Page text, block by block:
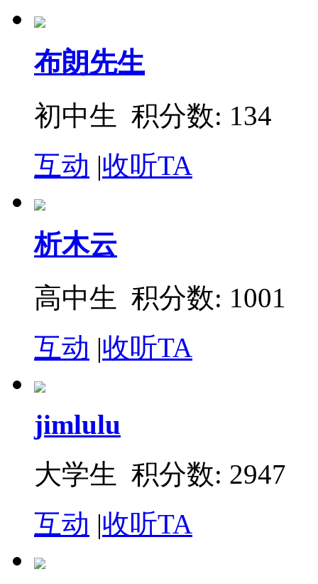
布朗先生
初中生 积分数: 134
互动 |收听TA
析木云
高中生 积分数: 1001
互动 |收听TA
jimlulu
大学生 积分数: 2947
互动 |收听TA